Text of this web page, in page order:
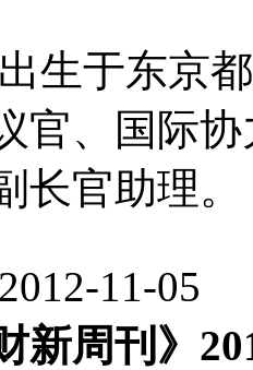
生于东京
官、国际
长官助理。
11-05
新周刊》